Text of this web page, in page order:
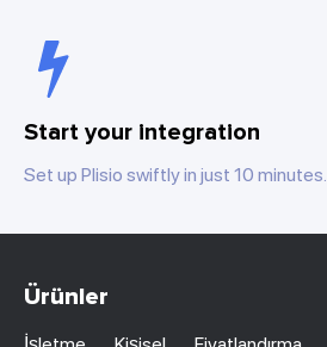
Start your integration
Set up Plisio swiftly in just 10 minutes.
Ürünler